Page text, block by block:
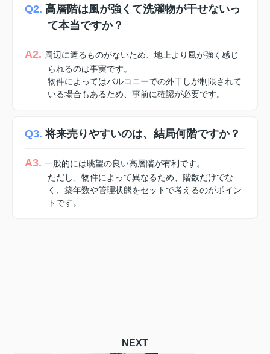
Q2. 高層階は風が強くて洗濯物が干せないっ
て本当ですか？
A2. 周辺に遮るものがないため、地上より風が強く感じ
られるのは事実です。
物件によってはバルコニーでの外干しが制限されて
いる場合もあるため、事前に確認が必要です。
Q3. 将来売りやすいのは、結局何階ですか？
A3. 一般的には眺望の良い高層階が有利です。
ただし、物件によって異なるため、階数だけでな
く、築年数や管理状態をセットで考えるのがポイン
トです。
NEXT